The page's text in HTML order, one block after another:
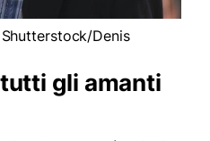
Denis
gli amanti